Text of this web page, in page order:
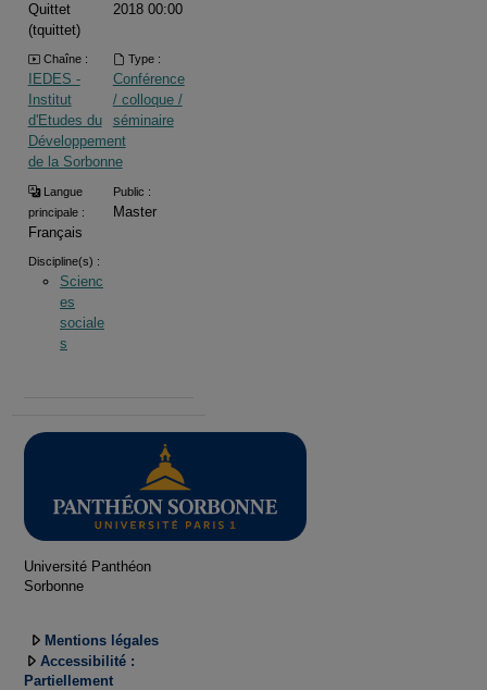
Quittet
(tquittet)
2018 00:00
Chaîne :
IEDES -
Institut
d'Etudes du
Développement
de la Sorbonne
Type :
Conférence
/ colloque /
séminaire
Langue
principale :
Français
Public :
Master
Discipline(s) :
Scienc
es
sociale
s
Université Panthéon
Sorbonne
Mentions légales
Accessibilité :
Partiellement